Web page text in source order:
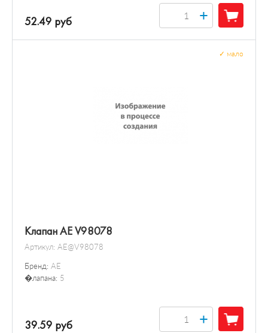
52.49 руб +
Клапан AE V98078
Артикул: AE@V98078
Бренд: AE
�лапана: 5
мало
39.59 руб +